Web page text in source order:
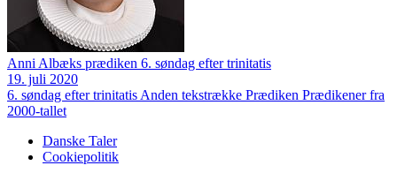
Anni Albæks prædiken 6. søndag efter trinitatis
19. juli 2020
6. søndag efter trinitatis Anden tekstrække Prædiken Prædikener fra
2000-tallet
Danske Taler
Cookiepolitik